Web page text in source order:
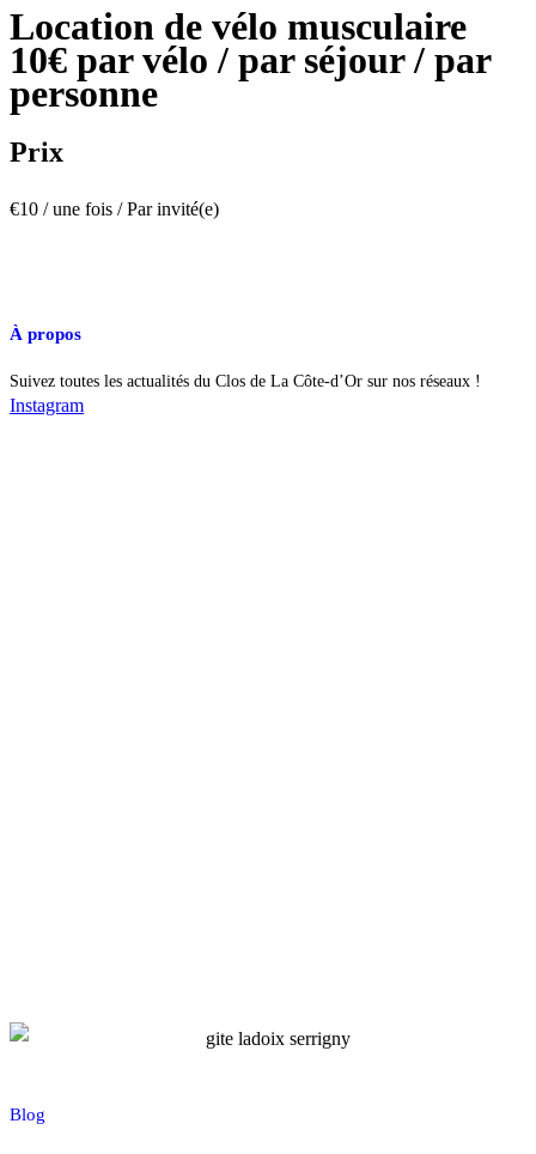
Location de vélo musculaire
10€ par vélo / par séjour / par
personne
Prix
€10 / une fois / Par invité(e)
À propos
Suivez toutes les actualités du Clos de La Côte-d’Or sur nos réseaux !
Instagram
Blog